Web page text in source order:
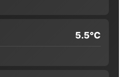
5.5°C